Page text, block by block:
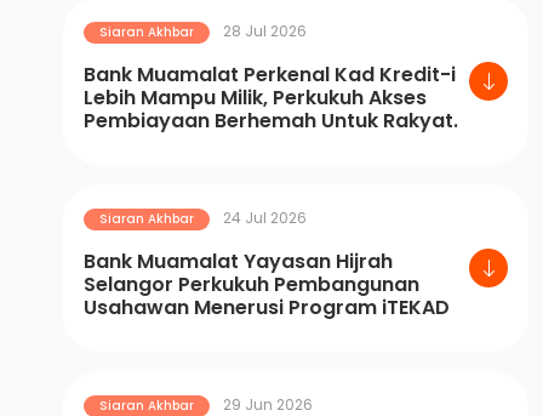
Siaran Akhbar 28 Jul 2026
Bank Muamalat Perkenal Kad Kredit-i
Lebih Mampu Milik, Perkukuh Akses
Pembiayaan Berhemah Untuk Rakyat.
Siaran Akhbar 24 Jul 2026
Bank Muamalat Yayasan Hijrah
Selangor Perkukuh Pembangunan
Usahawan Menerusi Program iTEKAD
Siaran Akhbar 29 Jun 2026